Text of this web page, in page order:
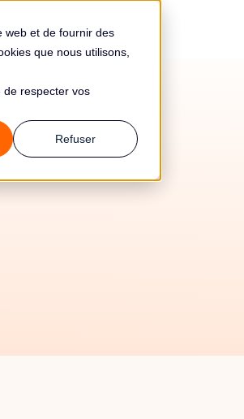
web et de fournir des
que nous utilisons,
de respecter vos
Refuser
Ressources